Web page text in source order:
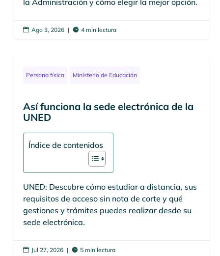
 Ago 3, 2026 |  4 min lectura
Persona física Ministerio de Educación
Así funciona la sede electrónica de la
UNED
Índice de contenidos
UNED: Descubre cómo estudiar a distancia, sus
requisitos de acceso sin nota de corte y qué
gestiones y trámites puedes realizar desde su
sede electrónica.
 Jul 27, 2026 |  5 min lectura